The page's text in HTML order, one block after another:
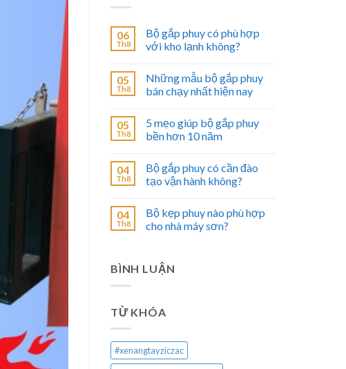
06
Th8
Bộ gắp phuy có phù hợp
với kho lạnh không?
05
Th8
Những mẫu bộ gắp phuy
bán chạy nhất hiện nay
05
Th8
5 mẹo giúp bộ gắp phuy
bền hơn 10 năm
04
Th8
Bộ gắp phuy có cần đào
tạo vận hành không?
04
Th8
Bộ kẹp phuy nào phù hợp
cho nhà máy sơn?
BÌNH LUẬN
TỪ KHÓA
#xenangtayziczac